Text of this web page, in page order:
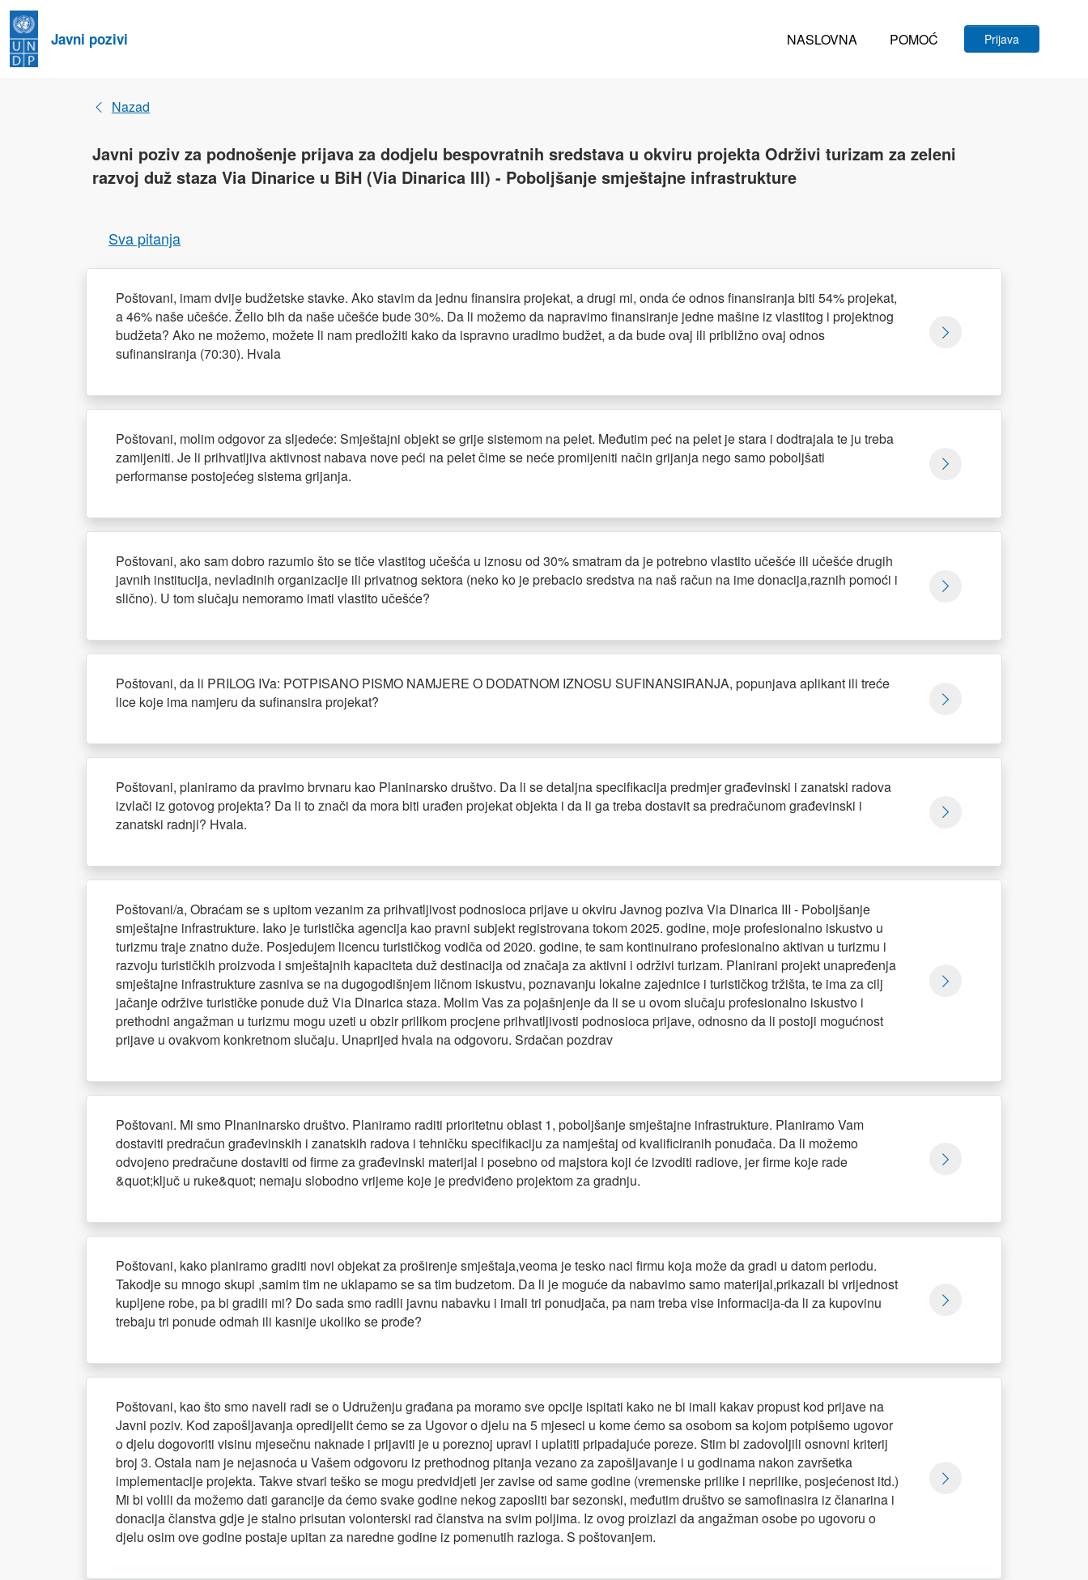
Javni pozivi NASLOVNA POMOĆ Prijava
Nazad
Javni poziv za podnošenje prijava za dodjelu bespovratnih sredstava u okviru projekta Održivi turizam za zeleni
razvoj duž staza Via Dinarice u BiH (Via Dinarica III) - Poboljšanje smještajne infrastrukture
Sva pitanja
Poštovani, imam dvije budžetske stavke. Ako stavim da jednu finansira projekat, a drugi mi, onda će odnos finansiranja biti 54% projekat,
a 46% naše učešće. Želio bih da naše učešće bude 30%. Da li možemo da napravimo finansiranje jedne mašine iz vlastitog i projektnog
budžeta? Ako ne možemo, možete li nam predložiti kako da ispravno uradimo budžet, a da bude ovaj ili približno ovaj odnos
sufinansiranja (70:30). Hvala
Poštovani, molim odgovor za sljedeće: Smještajni objekt se grije sistemom na pelet. Međutim peć na pelet je stara i dodtrajala te ju treba
zamijeniti. Je li prihvatljiva aktivnost nabava nove peći na pelet čime se neće promijeniti način grijanja nego samo poboljšati
performanse postojećeg sistema grijanja.
Poštovani, ako sam dobro razumio što se tiče vlastitog učešća u iznosu od 30% smatram da je potrebno vlastito učešće ili učešće drugih
javnih institucija, nevladinih organizacije ili privatnog sektora (neko ko je prebacio sredstva na naš račun na ime donacija,raznih pomoći i
slično). U tom slučaju nemoramo imati vlastito učešće?
Poštovani, da li PRILOG IVa: POTPISANO PISMO NAMJERE O DODATNOM IZNOSU SUFINANSIRANJA, popunjava aplikant ili treće
lice koje ima namjeru da sufinansira projekat?
Poštovani, planiramo da pravimo brvnaru kao Planinarsko društvo. Da li se detaljna specifikacija predmjer građevinski i zanatski radova
izvlači iz gotovog projekta? Da li to znači da mora biti urađen projekat objekta i da li ga treba dostavit sa predračunom građevinski i
zanatski radnji? Hvala.
Poštovani/a, Obraćam se s upitom vezanim za prihvatljivost podnosioca prijave u okviru Javnog poziva Via Dinarica III - Poboljšanje
smještajne infrastrukture. Iako je turistička agencija kao pravni subjekt registrovana tokom 2025. godine, moje profesionalno iskustvo u
turizmu traje znatno duže. Posjedujem licencu turističkog vodiča od 2020. godine, te sam kontinuirano profesionalno aktivan u turizmu i
razvoju turističkih proizvoda i smještajnih kapaciteta duž destinacija od značaja za aktivni i održivi turizam. Planirani projekt unapređenja
smještajne infrastrukture zasniva se na dugogodišnjem ličnom iskustvu, poznavanju lokalne zajednice i turističkog tržišta, te ima za cilj
jačanje održive turističke ponude duž Via Dinarica staza. Molim Vas za pojašnjenje da li se u ovom slučaju profesionalno iskustvo i
prethodni angažman u turizmu mogu uzeti u obzir prilikom procjene prihvatljivosti podnosioca prijave, odnosno da li postoji mogućnost
prijave u ovakvom konkretnom slučaju. Unaprijed hvala na odgovoru. Srdačan pozdrav
Poštovani. Mi smo Plnaninarsko društvo. Planiramo raditi prioritetnu oblast 1, poboljšanje smještajne infrastrukture. Planiramo Vam
dostaviti predračun građevinskih i zanatskih radova i tehničku specifikaciju za namještaj od kvalificiranih ponuđača. Da li možemo
odvojeno predračune dostaviti od firme za građevinski materijal i posebno od majstora koji će izvoditi radiove, jer firme koje rade
&quot;ključ u ruke&quot; nemaju slobodno vrijeme koje je predviđeno projektom za gradnju.
Poštovani, kako planiramo graditi novi objekat za proširenje smještaja,veoma je tesko naci firmu koja može da gradi u datom periodu.
Takodje su mnogo skupi ,samim tim ne uklapamo se sa tim budzetom. Da li je moguće da nabavimo samo materijal,prikazali bi vrijednost
kupljene robe, pa bi gradili mi? Do sada smo radili javnu nabavku i imali tri ponudjača, pa nam treba vise informacija-da li za kupovinu
trebaju tri ponude odmah ili kasnije ukoliko se prođe?
Poštovani, kao što smo naveli radi se o Udruženju građana pa moramo sve opcije ispitati kako ne bi imali kakav propust kod prijave na
Javni poziv. Kod zapošljavanja opredijelit ćemo se za Ugovor o djelu na 5 mjeseci u kome ćemo sa osobom sa kojom potpišemo ugovor
o djelu dogovoriti visinu mjesečnu naknade i prijaviti je u poreznoj upravi i uplatiti pripadajuće poreze. Stim bi zadovoljili osnovni kriterij
broj 3. Ostala nam je nejasnoća u Vašem odgovoru iz prethodnog pitanja vezano za zapošljavanje i u godinama nakon završetka
implementacije projekta. Takve stvari teško se mogu predvidjeti jer zavise od same godine (vremenske prilike i neprilike, posjećenost itd.)
Mi bi volili da možemo dati garancije da ćemo svake godine nekog zaposliti bar sezonski, međutim društvo se samofinasira iz članarina i
donacija članstva gdje je stalno prisutan volonterski rad članstva na svim poljima. Iz ovog proizlazi da angažman osobe po ugovoru o
djelu osim ove godine postaje upitan za naredne godine iz pomenutih razloga. S poštovanjem.